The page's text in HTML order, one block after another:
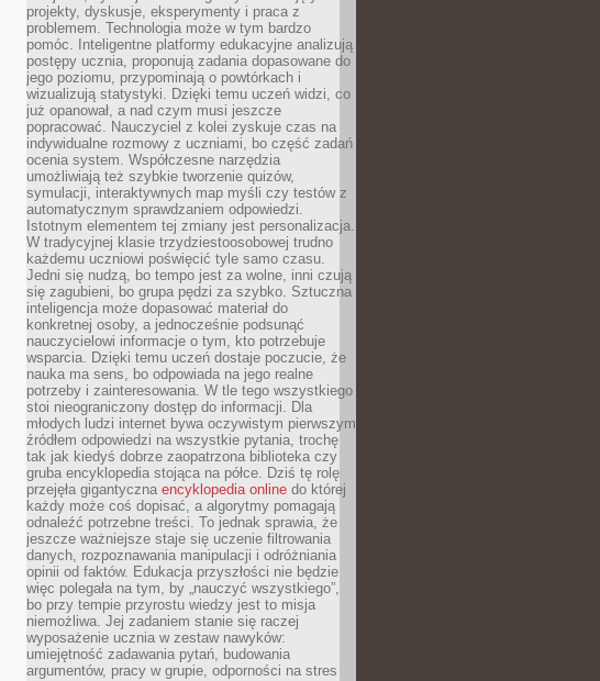
projekty, dyskusje, eksperymenty i praca z
problemem. Technologia może w tym bardzo
pomóc. Inteligentne platformy edukacyjne analizują
postępy ucznia, proponują zadania dopasowane do
jego poziomu, przypominają o powtórkach i
wizualizują statystyki. Dzięki temu uczeń widzi, co
już opanował, a nad czym musi jeszcze
popracować. Nauczyciel z kolei zyskuje czas na
indywidualne rozmowy z uczniami, bo część zadań
ocenia system. Współczesne narzędzia
umożliwiają też szybkie tworzenie quizów,
symulacji, interaktywnych map myśli czy testów z
automatycznym sprawdzaniem odpowiedzi.
Istotnym elementem tej zmiany jest personalizacja.
W tradycyjnej klasie trzydziestoosobowej trudno
każdemu uczniowi poświęcić tyle samo czasu.
Jedni się nudzą, bo tempo jest za wolne, inni czują
się zagubieni, bo grupa pędzi za szybko. Sztuczna
inteligencja może dopasować materiał do
konkretnej osoby, a jednocześnie podsunąć
nauczycielowi informacje o tym, kto potrzebuje
wsparcia. Dzięki temu uczeń dostaje poczucie, że
nauka ma sens, bo odpowiada na jego realne
potrzeby i zainteresowania. W tle tego wszystkiego
stoi nieograniczony dostęp do informacji. Dla
młodych ludzi internet bywa oczywistym pierwszym
źródłem odpowiedzi na wszystkie pytania, trochę
tak jak kiedyś dobrze zaopatrzona biblioteka czy
gruba encyklopedia stojąca na półce. Dziś tę rolę
przejęła gigantyczna encyklopedia online do której
każdy może coś dopisać, a algorytmy pomagają
odnaleźć potrzebne treści. To jednak sprawia, że
jeszcze ważniejsze staje się uczenie filtrowania
danych, rozpoznawania manipulacji i odróżniania
opinii od faktów. Edukacja przyszłości nie będzie
więc polegała na tym, by „nauczyć wszystkiego”,
bo przy tempie przyrostu wiedzy jest to misja
niemożliwa. Jej zadaniem stanie się raczej
wyposażenie ucznia w zestaw nawyków:
umiejętność zadawania pytań, budowania
argumentów, pracy w grupie, odporności na stres